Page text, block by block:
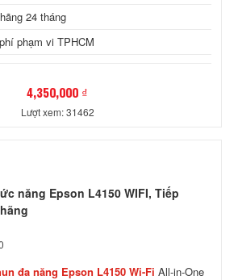
24 tháng
phạm vi TPHCM
4,350,000 ₫
Lượt xem: 31462
năng Epson L4150 WIFI, Tiếp
đa năng Epson L4150 Wi-Fi All-in-One